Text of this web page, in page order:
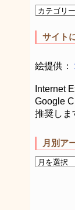
サイト
絵提供：
Internet
Google
推奨しま
月別ア